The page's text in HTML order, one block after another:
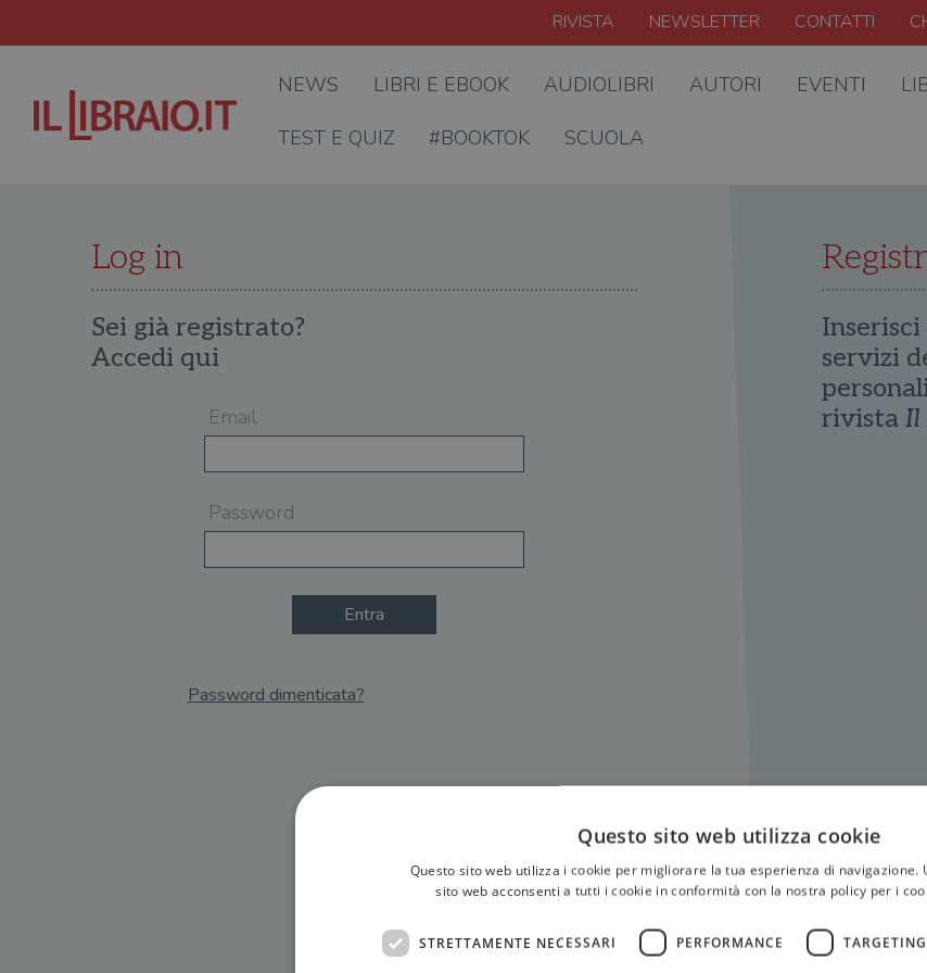
RIVISTA NEWSLETTER CONTATTI
NEWS LIBRI E EBOOK AUDIOLIBRI AUTORI EVENTI
TEST E QUIZ #BOOKTOK SCUOLA
Log in
Sei già registrato?
Accedi qui
Email
Password
Entra
Password dimenticata?
servizi
rivista Il
Questo sito web utilizza cookie
Questo sito web utilizza i cookie per migliorare la tua esperienza di navigazione.
sito web acconsenti a tutti i cookie in conformità con la nostra policy per i
STRETTAMENTE NECESSARI PERFORMANCE TARGETING